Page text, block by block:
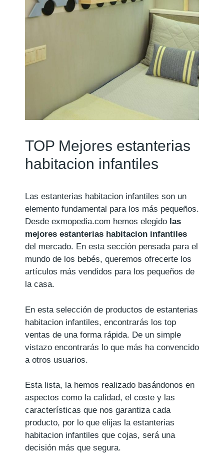
TOP Mejores estanterias
habitacion infantiles
Las estanterias habitacion infantiles son un
elemento fundamental para los más pequeños.
Desde exmopedia.com hemos elegido las
mejores estanterias habitacion infantiles
del mercado. En esta sección pensada para el
mundo de los bebés, queremos ofrecerte los
artículos más vendidos para los pequeños de
la casa.
En esta selección de productos de estanterias
habitacion infantiles, encontrarás los top
ventas de una forma rápida. De un simple
vistazo encontrarás lo que más ha convencido
a otros usuarios.
Esta lista, la hemos realizado basándonos en
aspectos como la calidad, el coste y las
características que nos garantiza cada
producto, por lo que elijas la estanterias
habitacion infantiles que cojas, será una
decisión más que segura.